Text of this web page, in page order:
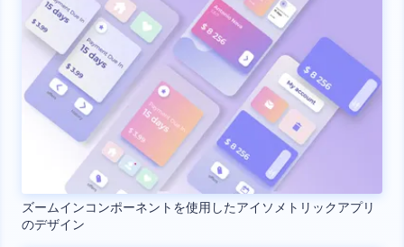
ズームインコンポーネントを使用したアイソメトリックアプリ
のデザイン